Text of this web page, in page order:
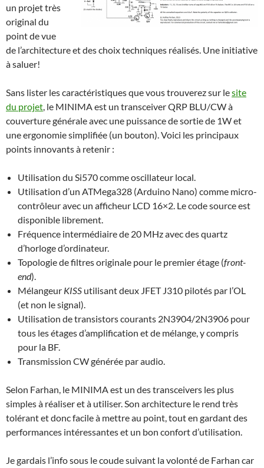
un projet très
original du
point de vue
de l’architecture et des choix techniques réalisés. Une initiative
à saluer!
Sans lister les caractéristiques que vous trouverez sur lesite
du projet, le MINIMA est un transceiver QRP BLU/CW à
couverture générale avec une puissance de sortie de 1W et
une ergonomie simplifiée (un bouton). Voici les principaux
points innovants à retenir :
Utilisation du Si570 comme oscillateur local.
Utilisation d’un ATMega328 (Arduino Nano) comme micro-
contrôleur avec un afficheur LCD 16×2. Le code source est
disponible librement.
Fréquence intermédiaire de 20 MHz avec des quartz
d’horloge d’ordinateur.
Topologie de filtres originale pour le premier étage (front-
end).
Mélangeur KISS utilisant deux JFET J310 pilotés par l’OL
(et non le signal).
Utilisation de transistors courants 2N3904/2N3906 pour
tous les étages d’amplification et de mélange, y compris
pour la BF.
Transmission CW générée par audio.
Selon Farhan, le MINIMA est un des transceivers les plus
simples à réaliser et à utiliser. Son architecture le rend très
tolérant et donc facile à mettre au point, tout en gardant des
performances intéressantes et un bon confort d’utilisation.
Je gardais l’info sous le coude suivant la volonté de Farhan car